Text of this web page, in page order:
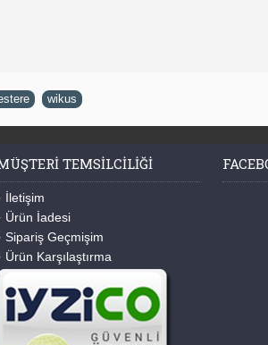
wikus
TEMSILCILIĞI
İletişim
Ürün İadesi
Sipariş Geçmişim
Ürün Karşılaştırma